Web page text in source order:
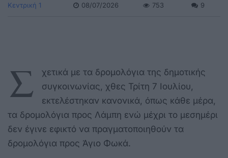
Κεντρική 1 08/07/2026 753 9
Σ
χετικά με τα δρομολόγια της δημοτικής
συγκοινωνίας, χθες Τρίτη 7 Ιουλίου,
εκτελέστηκαν κανονικά, όπως κάθε μέρα,
τα δρομολόγια προς Λάμπη ενώ μέχρι το μεσημέρι
δεν έγινε εφικτό να πραγματοποιηθούν τα
δρομολόγια προς Άγιο Φωκά.